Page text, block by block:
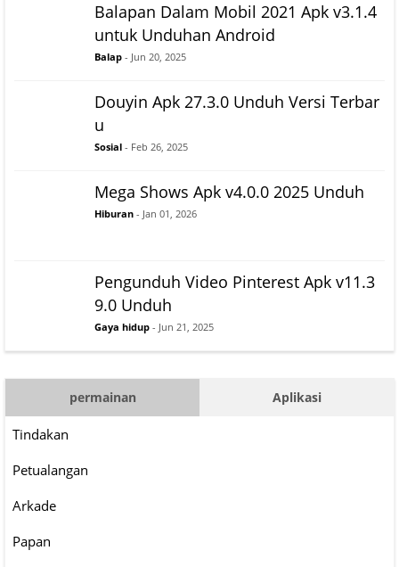
Balapan Dalam Mobil 2021 Apk v3.1.4
untuk Unduhan Android
Balap - Jun 20, 2025
Douyin Apk 27.3.0 Unduh Versi Terbar
u
Sosial - Feb 26, 2025
Mega Shows Apk v4.0.0 2025 Unduh
Hiburan - Jan 01, 2026
Pengunduh Video Pinterest Apk v11.3
9.0 Unduh
Gaya hidup - Jun 21, 2025
permainan Aplikasi
Tindakan
Petualangan
Arkade
Papan